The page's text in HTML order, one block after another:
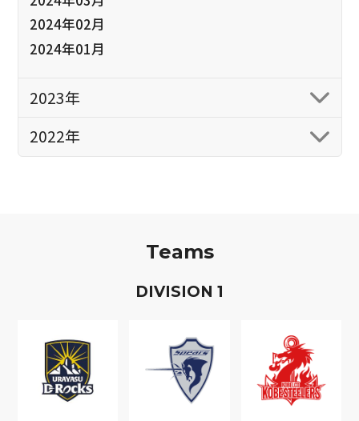
2024年02月
2024年01月
2023年
2022年
Teams
DIVISION 1